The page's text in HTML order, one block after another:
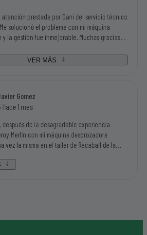
atención prestada por Dani del servicio técnico
solucionó el problema con mi máquina
fue inmejorable. Muchas gracias
VER MÁS
Gomez
Hace 1 mes
después de la desagradable experiencia
Merlín con mi máquina desbrozadora
vez la misma en el taller de Recaball de la
Lorena y por Daniel que han sido dos